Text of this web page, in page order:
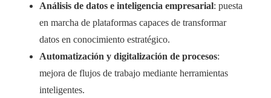
Análisis de datos e inteligencia empresarial: puesta
en marcha de plataformas capaces de transformar
datos en conocimiento estratégico.
Automatización y digitalización de procesos:
mejora de flujos de trabajo mediante herramientas
inteligentes.